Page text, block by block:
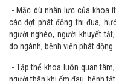
“Những điều cần biết khi đi
dinh dưỡng cho người bệnh
- Mặc dù nhân lực của khoa
các đợt phát động thi đua,
người nghèo, người khuyết
do ngành, bệnh viện phát động.